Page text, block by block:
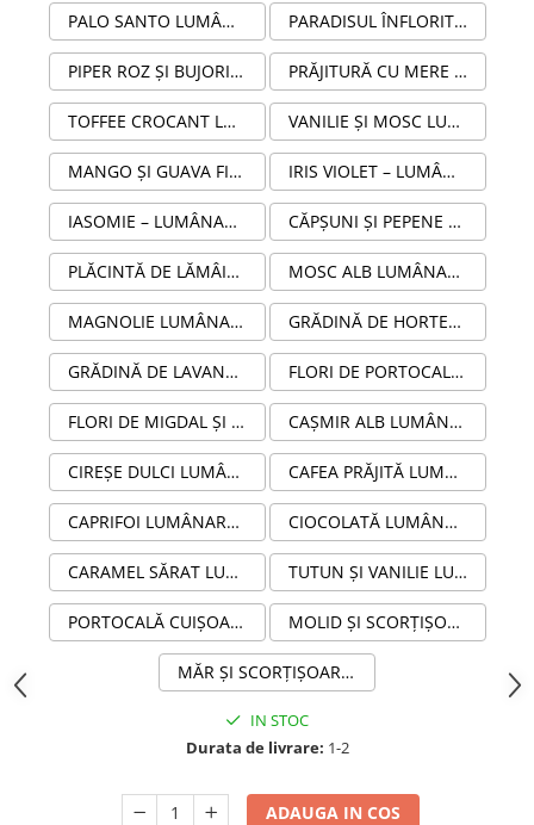
PALO SANTO LUMÂNARE PARFUMATĂ DIN CEARĂ NATURALĂ DE SOIA 210G ÎN STICLĂ AMBRĂ PARADISUL ÎNFLORIT LUMÂNARE PARFUMATĂ DIN CEARĂ NATURALĂ DE SOIA 100G ÎN STICLĂ AMBRĂ
PIPER ROZ ȘI BUJORI LUMÂNARE PARFUMATĂ DIN CEARĂ NATURALĂ DE SOIA 210G ÎN STICLĂ AMBRĂ PRĂJITURĂ CU MERE LUMÂNARE PARFUMATĂ DIN CEARĂ NATURALĂ DE SOIA 210G ÎN STICLĂ AMBRĂ
TOFFEE CROCANT LUMÂNARE PARFUMATĂ HANDMADE DIN CEARĂ NATURALĂ DE SOIA 210G ÎN STICLĂ AMBRĂ VANILIE ȘI MOSC LUMÂNARE PARFUMATĂ DIN CEARĂ NATURALĂ DE SOIA 210G ÎN STICLĂ AMBRĂ
MANGO ȘI GUAVA FIZZ – LUMÂNARE PARFUMATĂ HANDMADE DIN SOIA 210G ÎN RECIPIENT STICLĂ AMBRĂ IRIS VIOLET – LUMÂNARE PARFUMATĂ DIN CEARĂ NATURALĂ DE SOIA 210G, STICLĂ AMBRĂ
IASOMIE – LUMÂNARE PARFUMATĂ HANDMADE DIN SOIA 210G ÎN RECIPIENT STICLĂ AMBRĂ CĂPȘUNI ȘI PEPENE VERDE – LUMÂNARE PARFUMATĂ DIN CEARĂ NATURALĂ DE SOIA 210G ÎN STICLĂ AMBRĂ
PLĂCINTĂ DE LĂMÂIE CU BEZEA LUMÂNARE PARFUMATĂ DIN CEARĂ NATURALĂ DE SOIA 210G ÎN STICLĂ AMBRĂ MOSC ALB LUMÂNARE PARFUMATĂ DIN CEARĂ NATURALĂ DE SOIA 210G ÎN STICLĂ AMBRĂ
MAGNOLIE LUMÂNARE PARFUMATĂ DIN CEARĂ NATURALĂ DE SOIA ÎN STICLĂ AMBRĂ GRĂDINĂ DE HORTENSII LUMÂNARE PARFUMATĂ DIN CEARĂ NATURALĂ DE SOIA 100G ÎN STICLĂ AMBRĂ
GRĂDINĂ DE LAVANDĂ LUMÂNARE PARFUMATĂ DIN CEARĂ NATURALĂ DE SOIA 210G ÎN STICLĂ AMBRĂ FLORI DE PORTOCAL LUMÂNARE PARFUMATĂ DIN CEARĂ NATURALĂ DE SOIA 210G ÎN STICLĂ AMBRĂ
FLORI DE MIGDAL ȘI PRUNE ROȘII LUMÂNARE PARFUMATĂ DIN CEARĂ NATURALĂ DE SOIA 210G ÎN STICLĂ AMBRĂ CAȘMIR ALB LUMÂNARE PARFUMATĂ DIN CEARĂ NATURALĂ DE SOIA 210G ÎN STICLĂ AMBRĂ
CIREȘE DULCI LUMÂNARE PARFUMATĂ DIN CEARĂ NATURALĂ DE SOIA 210G CAFEA PRĂJITĂ LUMÂNARE PARFUMATĂ DIN CEARĂ NATURALĂ DE SOIA 210G
CAPRIFOI LUMÂNARE PARFUMATĂ DIN CEARĂ NATURALĂ DE SOIA 210G CIOCOLATĂ LUMÂNARE PARFUMATĂ DIN CEARĂ NATURALĂ DE SOIA 210G
CARAMEL SĂRAT LUMÂNARE PARFUMATĂ DIN CEARĂ NATURALĂ DE SOIA 210G ÎN STICLĂ AMBRĂ TUTUN ȘI VANILIE LUMÂNARE PARFUMATĂ DIN CEARĂ NATURALĂ DE SOIA 210G ÎN STICLĂ AMBRĂ
PORTOCALĂ CUIȘOARE ȘI SCORȚIȘOARĂ LUMÂNARE PARFUMATĂ DIN CEARĂ NATURALĂ DE SOIA 210G ÎN STICLĂ AMBRĂ MOLID ȘI SCORȚIȘOARĂ LUMÂNARE PARFUMATĂ DIN CEARĂ NATURALĂ DE SOIA 210G ÎN STICLĂ AMBRĂ
MĂR ȘI SCORȚIȘOARĂ LUMÂNARE PARFUMATĂ DIN CEARĂ NATURALĂ DE SOIA 210G ÎN STICLĂ AMBRĂ
IN STOC
Durata de livrare: 1-2
ADAUGA IN COS